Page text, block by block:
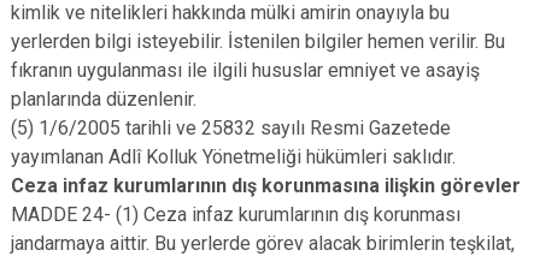
kimlik ve nitelikleri hakkında mülki amirin onayıyla bu
yerlerden bilgi isteyebilir. İstenilen bilgiler hemen verilir. Bu
fıkranın uygulanması ile ilgili hususlar emniyet ve asayiş
planlarında düzenlenir.
(5) 1/6/2005 tarihli ve 25832 sayılı Resmi Gazetede
yayımlanan Adlî Kolluk Yönetmeliği hükümleri saklıdır.
Ceza infaz kurumlarının dış korunmasına ilişkin görevler
MADDE 24- (1) Ceza infaz kurumlarının dış korunması
jandarmaya aittir. Bu yerlerde görev alacak birimlerin teşkilat,